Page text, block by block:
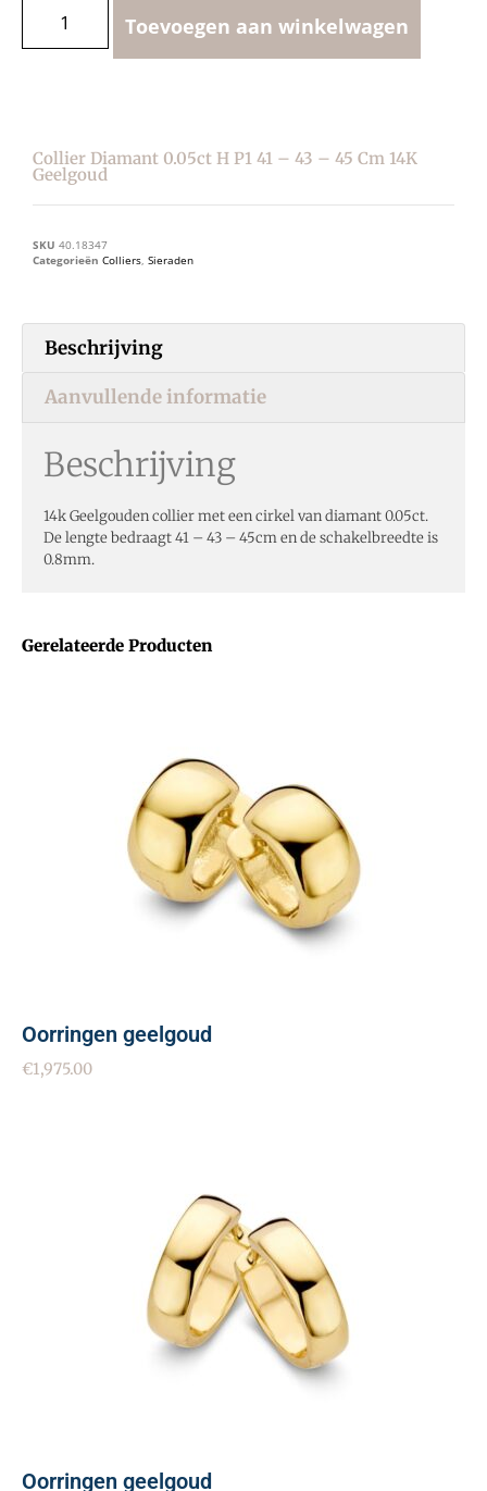
Toevoegen aan winkelwagen
Gerelateerde Producten
Oorringen geelgoud
€1,975.00
Oorringen geelgoud
Collier Diamant 0.05ct H P1 41 – 43 – 45 Cm 14K
Geelgoud
SKU 40.18347
Categorieën Colliers, Sieraden
Beschrijving
Aanvullende informatie
Beschrijving
14k Geelgouden collier met een cirkel van diamant 0.05ct.
De lengte bedraagt 41 – 43 – 45cm en de schakelbreedte is
0.8mm.